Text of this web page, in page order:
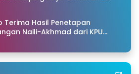
Terima Hasil Penetapan
Naili-Akhmad dari KPU